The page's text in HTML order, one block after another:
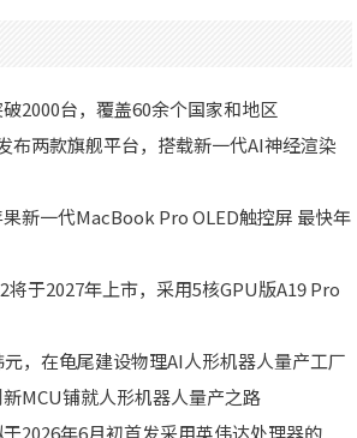
2000台，覆盖60余个国家和地区
布两款旗舰平台，搭载新一代AI神经渲染
新一代MacBook Pro OLED触控屏 最快年
于2027年上市，采用5核GPU版A19 Pro
，在龟尾建设物理AI人形机器人量产工厂
MCU铺就人形机器人量产之路
2026年6月初首发采用英伟达处理器的